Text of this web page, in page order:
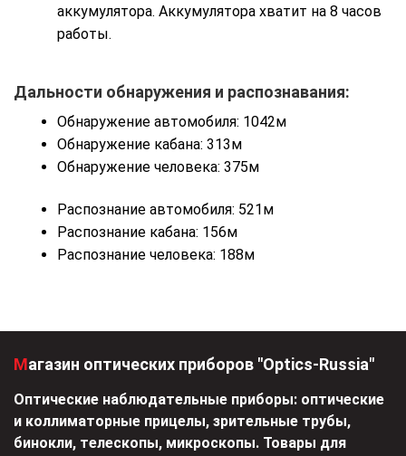
аккумулятора. Аккумулятора хватит на 8 часов
работы.
Дальности обнаружения и распознавания:
Обнаружение автомобиля: 1042м
Обнаружение кабана: 313м
Обнаружение человека: 375м
Распознание автомобиля: 521м
Распознание кабана: 156м
Распознание человека: 188м
Магазин оптических приборов "Optics-Russia"
Оптические наблюдательные приборы: оптические
и коллиматорные прицелы, зрительные трубы,
бинокли, телескопы, микроскопы. Товары для